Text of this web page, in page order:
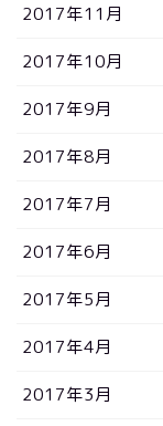
2017年11月
2017年10月
2017年9月
2017年8月
2017年7月
2017年6月
2017年5月
2017年4月
2017年3月